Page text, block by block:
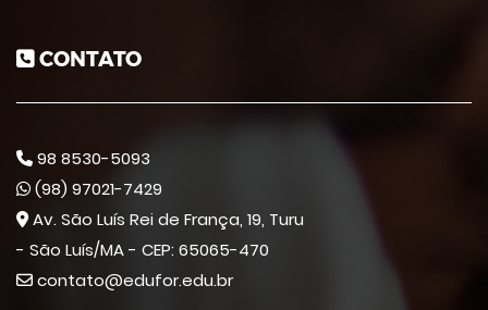
CONTATO
98 8530-5093
(98) 97021-7429
Av. São Luís Rei de França, 19, Turu
- São Luís/MA - CEP: 65065-470
contato@edufor.edu.br